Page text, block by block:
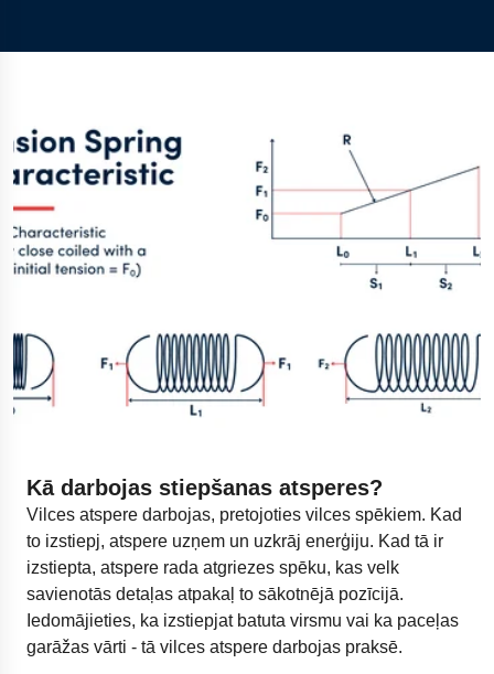
Kā darbojas stiepšanas atsperes?
Vilces atspere darbojas, pretojoties vilces spēkiem. Kad
to izstiepj, atspere uzņem un uzkrāj enerģiju. Kad tā ir
izstiepta, atspere rada atgriezes spēku, kas velk
savienotās detaļas atpakaļ to sākotnējā pozīcijā.
Iedomājieties, ka izstiepjat batuta virsmu vai ka paceļas
garāžas vārti - tā vilces atspere darbojas praksē.